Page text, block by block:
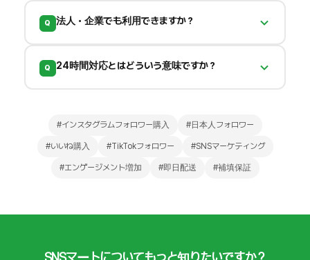
どのエンゲージメントを高めることが人気投稿ラ
SNS成長をサポートします。
Q 法人・企業でも利用できますか？
多数ご利用いただいています。大口・法人向けカ
Q 24時間対応とはどういう意味ですか？
でご利用いただけます。
#インスタグラムフォロワー購入 #日本人フォロワー
#いいね購入 #TikTokフォロワー #SNSマーケティング
#エンゲージメント増加 #即日配送 #補填保証